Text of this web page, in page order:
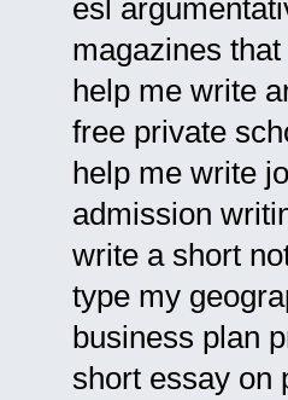
esl
magazines
help me write
free private
help me write
admission
write a short
type my
business plan
short essay on